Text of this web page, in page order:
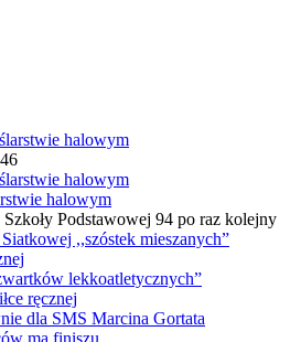
halowym
Podstawowej 94 po raz kolejny
,,szóstek mieszanych”
lekkoatletycznych”
ręcznej
dla SMS Marcina Gortata